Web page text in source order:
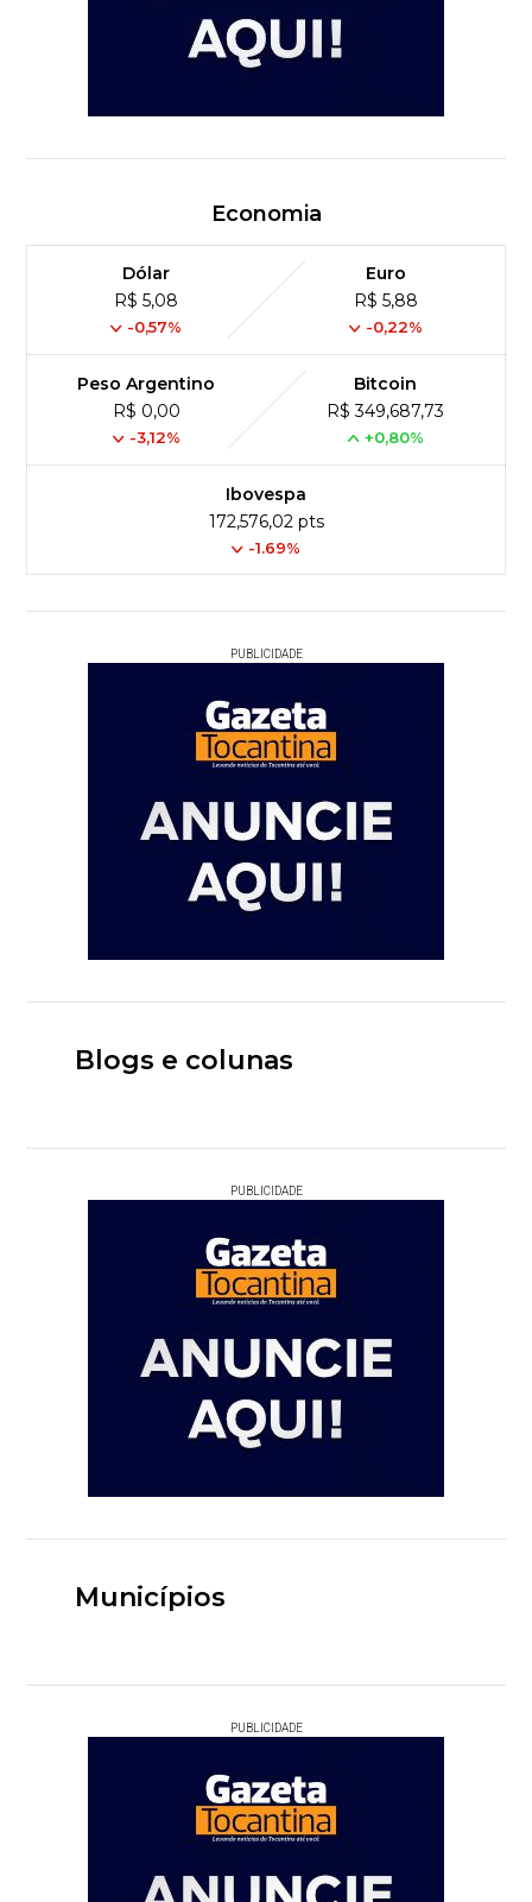
Economia
Dólar
R$ 5,08
-0,57%
Euro
R$ 5,88
-0,22%
Peso Argentino
R$ 0,00
-3,12%
Bitcoin
R$ 349,687,73
+0,80%
Ibovespa
172,576,02 pts
-1.69%
PUBLICIDADE
Blogs e colunas
PUBLICIDADE
Municípios
PUBLICIDADE